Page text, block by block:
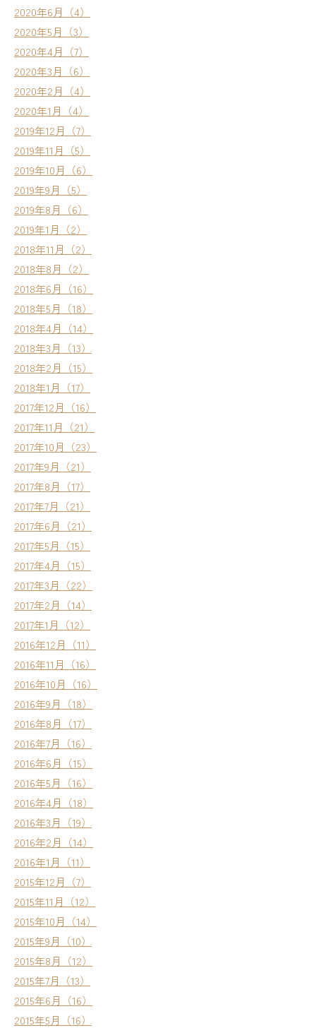
2020年6月（4）
2020年5月（3）
2020年4月（7）
2020年3月（6）
2020年2月（4）
2020年1月（4）
2019年12月（7）
2019年11月（5）
2019年10月（6）
2019年9月（5）
2019年8月（6）
2019年1月（2）
2018年11月（2）
2018年8月（2）
2018年6月（16）
2018年5月（18）
2018年4月（14）
2018年3月（13）
2018年2月（15）
2018年1月（17）
2017年12月（16）
2017年11月（21）
2017年10月（23）
2017年9月（21）
2017年8月（17）
2017年7月（21）
2017年6月（21）
2017年5月（15）
2017年4月（15）
2017年3月（22）
2017年2月（14）
2017年1月（12）
2016年12月（11）
2016年11月（16）
2016年10月（16）
2016年9月（18）
2016年8月（17）
2016年7月（16）
2016年6月（15）
2016年5月（16）
2016年4月（18）
2016年3月（19）
2016年2月（14）
2016年1月（11）
2015年12月（7）
2015年11月（12）
2015年10月（14）
2015年9月（10）
2015年8月（12）
2015年7月（13）
2015年6月（16）
2015年5月（16）